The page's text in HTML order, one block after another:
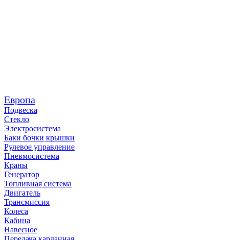
Европа
Подвеска
Стекло
Электросистема
Баки бочки крышки
Рулевое управление
Пневмосистема
Краны
Генератор
Топливная система
Двигатель
Трансмиссия
Колеса
Кабина
Навесное